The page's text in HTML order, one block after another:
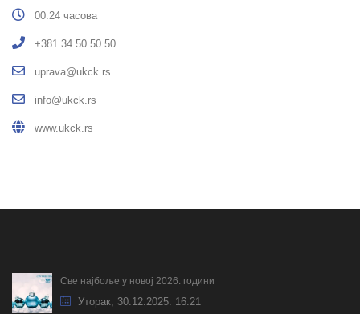
00:24 часова
+381 34 50 50 50
uprava@ukck.rs
info@ukck.rs
www.ukck.rs
Све најбоље у новој 2026. години
Уторак, 30.12.2025. 16:21